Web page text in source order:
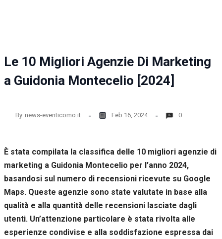
Le 10 Migliori Agenzie Di Marketing
a Guidonia Montecelio [2024]
By news-eventicomo.it Feb 16, 2024 0
È stata compilata la classifica delle 10 migliori agenzie di
marketing a Guidonia Montecelio per l’anno 2024,
basandosi sul numero di recensioni ricevute su Google
Maps. Queste agenzie sono state valutate in base alla
qualità e alla quantità delle recensioni lasciate dagli
utenti. Un’attenzione particolare è stata rivolta alle
esperienze condivise e alla soddisfazione espressa dai
Esperienza
Per
esperienza
di
sito durante
la tua visita.
Se rifiuti
questi
cookie,
alcune
funzioni del
sito non
disponibili.